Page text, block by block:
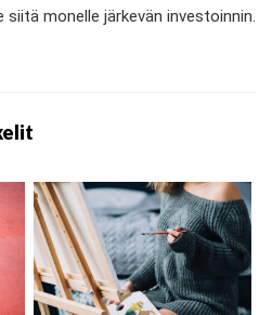
siitä monelle järkevän investoinnin.